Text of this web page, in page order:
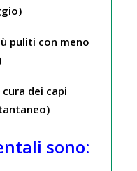
puliti con meno
dei capi
sono: